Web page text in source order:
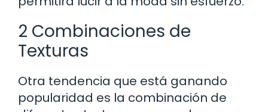
2 Combinaciones de
Texturas
Otra tendencia que está ganando
popularidad es la combinación de